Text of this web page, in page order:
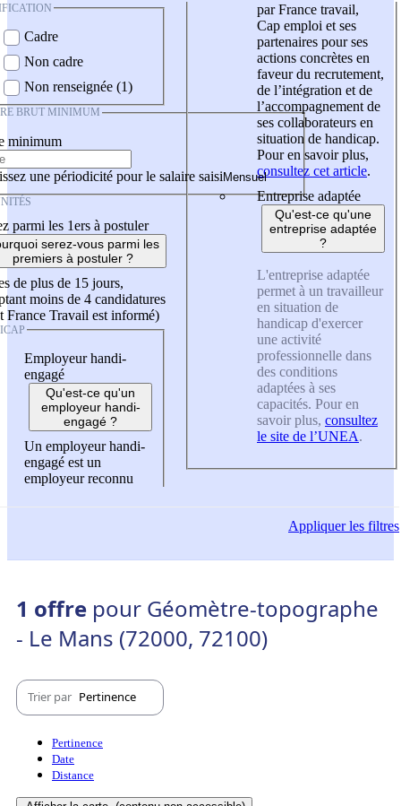
Cadre
Non cadre
Non renseignée (1)
BRUT MINIMUM
minimum
une périodicité pour le salaire saisi
parmi les 1ers à postuler
serez-vous parmi les
premiers à postuler ?
de plus de 15 jours,
moins de 4 candidatures
France Travail est informé)
Employeur handi-
engagé
Qu'est-ce qu'un
employeur handi-
engagé ?
Un employeur handi-
engagé est un
employeur reconnu
par France travail,
Cap emploi et ses
partenaires pour ses
actions concrètes en
faveur du recrutement,
de l’intégration et de
l’accompagnement de
ses collaborateurs en
situation de handicap.
Pour en savoir plus,
consultez cet article.
Entreprise adaptée
Qu'est-ce qu'une
entreprise adaptée
?
L'entreprise adaptée
permet à un travailleur
en situation de
handicap d'exercer
une activité
professionnelle dans
des conditions
adaptées à ses
capacités. Pour en
savoir plus, consultez
le site de l’UNEA.
Appliquerles filtres
1 offre pour Géomètre-topographe
- Le Mans (72000, 72100)
Trier par Pertinence
Pertinence
Date
Distance